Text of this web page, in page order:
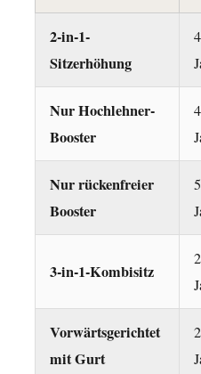
ein
2-
1-
Autositz?
10.3
F:
Ist
eine
hoher
Rückenlehne
sicherer
2-in-1-
Sitzerhöhung
Nur Hochlehner-
Booster
Nur rückenfreier
Booster
3-in-1-Kombisitz
Vorwärtsgerichtet
mit Gurt